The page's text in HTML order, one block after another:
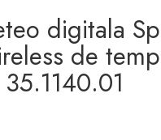
digitala
de